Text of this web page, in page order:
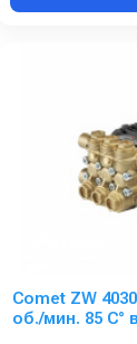
Comet ZW
об./мин. 85 C°